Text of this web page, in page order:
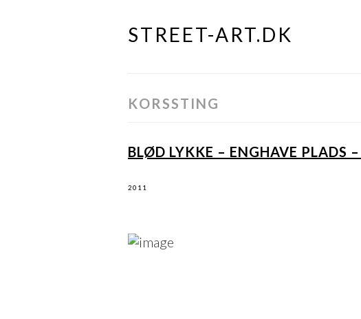
Skip
STREET-ART.DK
KORSSTING
BLØD LYKKE – ENGHAVE PLADS
2011